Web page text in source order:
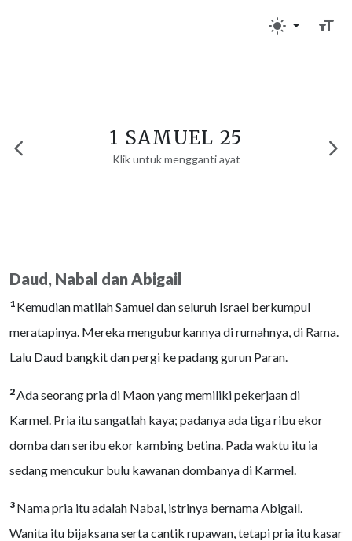
1 SAMUEL 25
Klik untuk mengganti ayat
Daud, Nabal dan Abigail
1 Kemudian matilah Samuel dan seluruh Israel berkumpul
meratapinya. Mereka menguburkannya di rumahnya, di Rama.
Lalu Daud bangkit dan pergi ke padang gurun Paran.
2Ada seorang pria di Maon yang memiliki pekerjaan di
Karmel. Pria itu sangatlah kaya; padanya ada tiga ribu ekor
domba dan seribu ekor kambing betina. Pada waktu itu ia
sedang mencukur bulu kawanan dombanya di Karmel.
3 Nama pria itu adalah Nabal, istrinya bernama Abigail.
Wanita itu bijaksana serta cantik rupawan, tetapi pria itu kasar